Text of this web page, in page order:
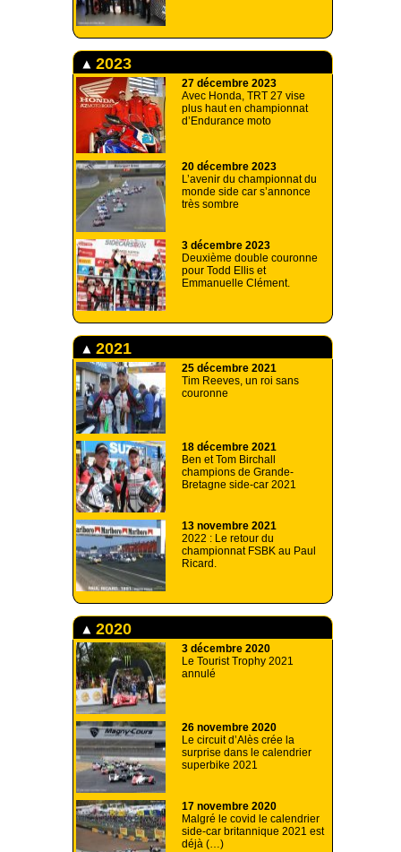
2023
27 décembre 2023
Avec Honda, TRT 27 vise
plus haut en championnat
d’Endurance moto
20 décembre 2023
L’avenir du championnat du
monde side car s’annonce
très sombre
3 décembre 2023
Deuxième double couronne
pour Todd Ellis et
Emmanuelle Clément.
2021
25 décembre 2021
Tim Reeves, un roi sans
couronne
18 décembre 2021
Ben et Tom Birchall
champions de Grande-
Bretagne side-car 2021
13 novembre 2021
2022 : Le retour du
championnat FSBK au Paul
Ricard.
2020
3 décembre 2020
Le Tourist Trophy 2021
annulé
26 novembre 2020
Le circuit d’Alès crée la
surprise dans le calendrier
superbike 2021
17 novembre 2020
Malgré le covid le calendrier
side-car britannique 2021 est
déjà (…)